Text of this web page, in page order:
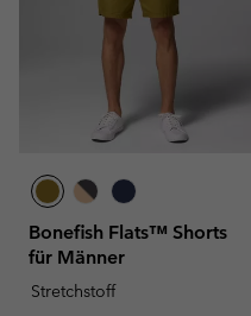
Bonefish Flats™ Shorts
für Männer
Stretchstoff